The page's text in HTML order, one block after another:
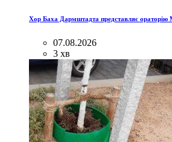
Хор Баха Дармштадта представляє ораторію
07.08.2026
3 хв